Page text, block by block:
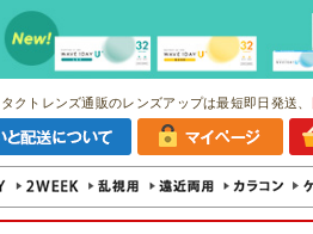
クトレンズ通販のレンズアップは最短即日発送、